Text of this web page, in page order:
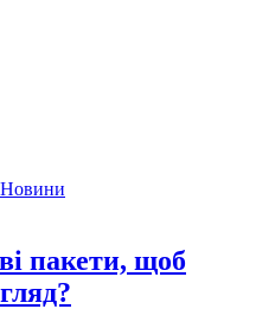
Новини
пакети, щоб